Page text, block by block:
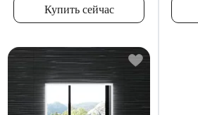
Купить сейчас